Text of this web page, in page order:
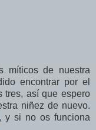
míticos de nuestra
encontrar por el
tres, así que espero
niñez de nuevo.
y si no os funciona